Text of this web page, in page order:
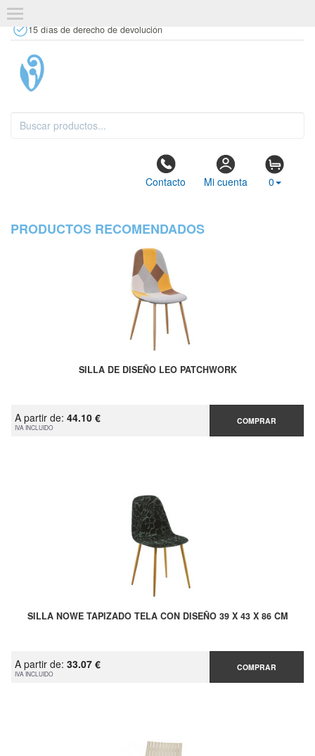
15 días de derecho de devolución
Contacto Mi cuenta 0
PRODUCTOS RECOMENDADOS
SILLA DE DISEÑO LEO PATCHWORK
A partir de: 44.10 €
IVA INCLUIDO
COMPRAR
SILLA NOWE TAPIZADO TELA CON DISEÑO 39 X 43 X 86 CM
A partir de: 33.07 €
IVA INCLUIDO
COMPRAR